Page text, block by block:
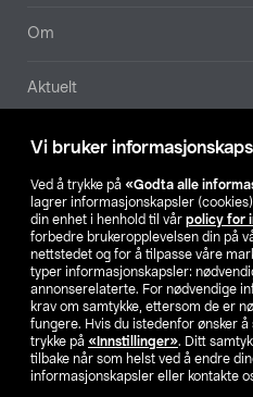
Vi bruker
Ved å trykke på «Godta alle
lagrer informasjonskapsler
din enhet i henhold til vår policy for
forbedre brukeropplevelsen din på
nettstedet og for å tilpasse våre
typer informasjonskapsler:
annonserelaterte. For nødvendige
krav om samtykke, ettersom de er
fungere. Hvis du istedenfor ønsker
trykke på «Innstillinger». Ditt
tilbake når som helst ved å endre
informasjonskapsler eller kontakte
Om
Aktuelt
Våre selskaper
Finn
SE